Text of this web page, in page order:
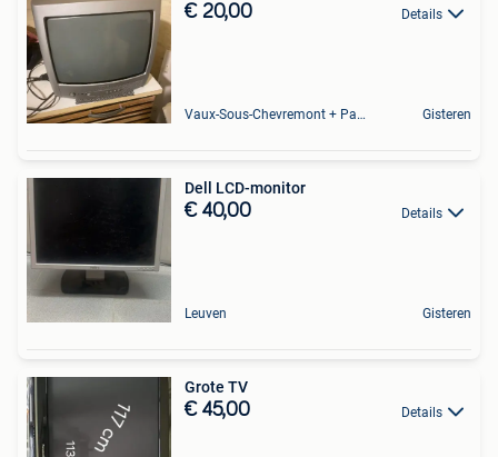
€ 20,00 Details
Vaux-Sous-Chevremont + Partie De Chenee Gisteren
Dell LCD-monitor
€ 40,00 Details
Leuven Gisteren
Grote TV
€ 45,00 Details